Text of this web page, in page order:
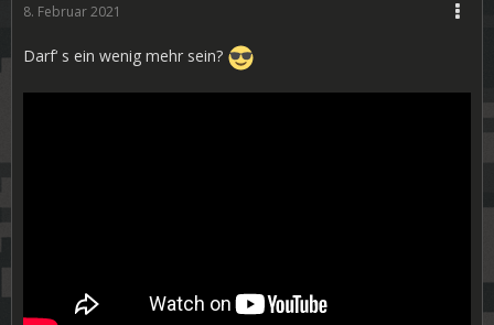
8. Februar 2021
Darf‘ s ein wenig mehr sein?